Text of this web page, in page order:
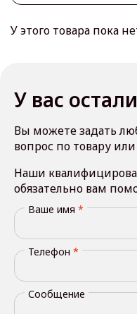
У этого товара пока
У вас
Вы можете задать
вопрос по товару
Наши
обязательно вам
Ваше имя *
Телефон *
Сообщение